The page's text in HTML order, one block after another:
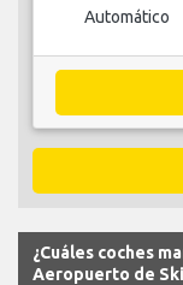
Automático
¿Cuáles coches
Aeropuerto de